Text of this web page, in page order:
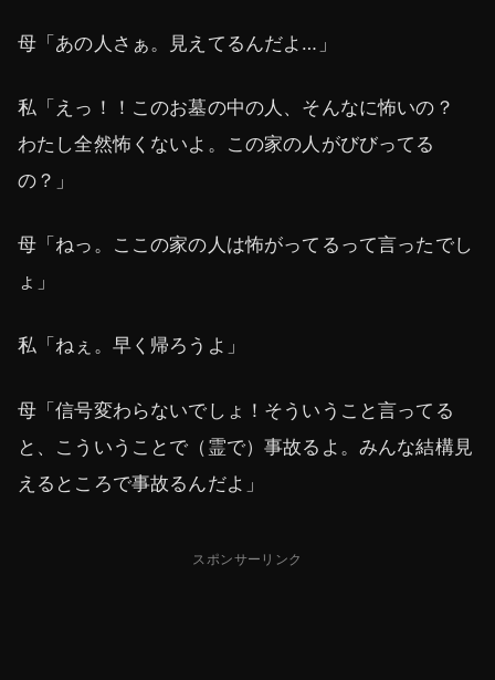
母「あの人さぁ。見えてるんだよ…」
私「えっ！！このお墓の中の人、そんなに怖いの？
わたし全然怖くないよ。この家の人がびびってる
の？」
母「ねっ。ここの家の人は怖がってるって言ったでし
ょ」
私「ねぇ。早く帰ろうよ」
母「信号変わらないでしょ！そういうこと言ってる
と、こういうことで（霊で）事故るよ。みんな結構見
えるところで事故るんだよ」
スポンサーリンク